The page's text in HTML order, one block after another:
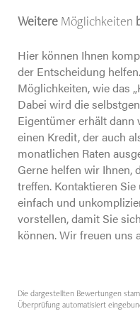
Weitere Möglichkeiten
Hier können Ihnen
der Entscheidung
Möglichkeiten, wie das
Dabei wird die
Eigentümer erhält dann
einen Kredit, der auch
monatlichen Raten
Gerne helfen wir Ihnen,
treffen. Kontaktieren
einfach und
vorstellen, damit Sie
können. Wir freuen uns
Die dargestellten Bewertungen
Überprüfung automatisiert